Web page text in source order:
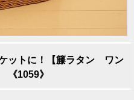
ットに！【籐ラタン ワン
1059》